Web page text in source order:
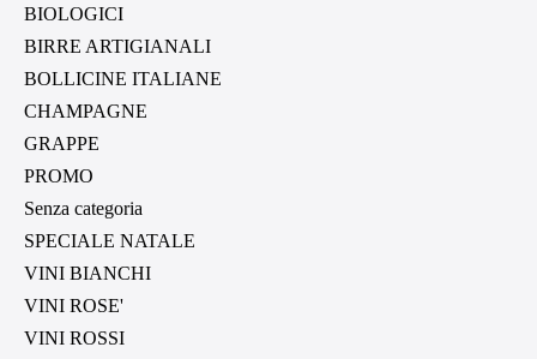
BIOLOGICI
BIRRE ARTIGIANALI
BOLLICINE ITALIANE
CHAMPAGNE
GRAPPE
PROMO
Senza categoria
SPECIALE NATALE
VINI BIANCHI
VINI ROSE'
VINI ROSSI